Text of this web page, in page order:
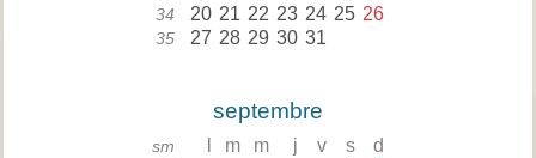
34 20 21 22 23 24 25 26
35 27 28 29 30 31
septembre
sm m m j v s d